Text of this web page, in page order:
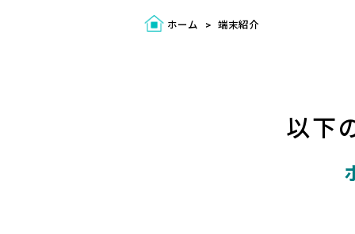
ホーム 端末紹介
以下